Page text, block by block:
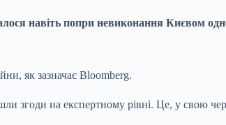
навіть попри невиконання Києвом
як зазначає Bloomberg.
згоди на експертному рівні. Це, у свою